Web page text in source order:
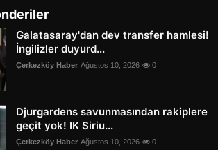
Galatasaray'dan dev transfer hamlesi!
İngilizler duyurd...
Çerkezköy Haber Ağustos 10, 2026 0
Djurgardens savunmasından rakiplere
geçit yok! IK Siriu...
Çerkezköy Haber Ağustos 10, 2026 0